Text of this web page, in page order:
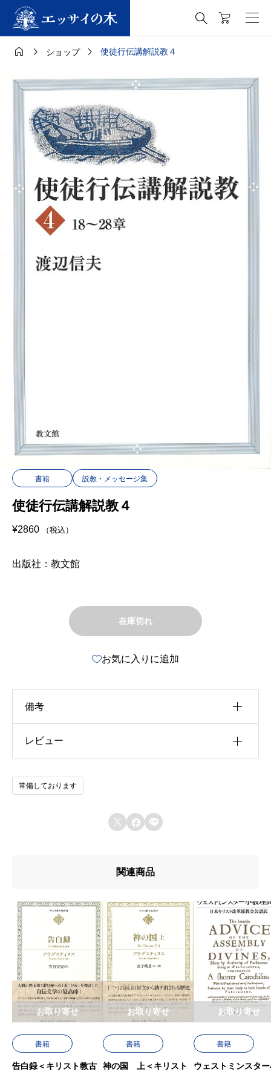

  ショップ  使徒行伝講解説教４
書籍 説教・メッセージ集
使徒行伝講解説教４
¥2860 （税込）
出版社：教文館
在庫切れ
お気に入りに追加
備考
u30b5u30a4u30ba
u51fau7248u793e
u642du8f09u6b4cu96c6
u8457u8005
レビュー
以前にこの商品を購入したことのあるログイン済
みのユーザーのみレビューを残すことができま
常備しております
  
関連商品
書籍
告白録＜キリスト教古
お取り寄せ
書籍
神の国 上＜キリスト
お取り寄せ
書籍
ウェストミンスタ
お取り寄せ